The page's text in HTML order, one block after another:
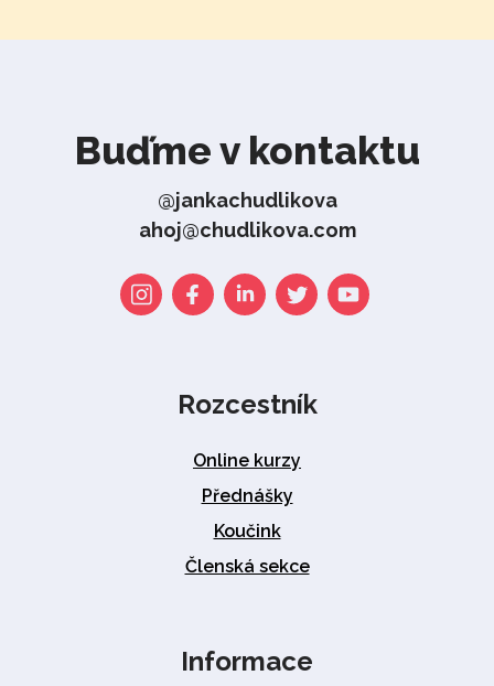
Buďme v kontaktu
@jankachudlikova
ahoj@chudlikova.com
Rozcestník
Online kurzy
Přednášky
Koučink
Členská sekce
Informace